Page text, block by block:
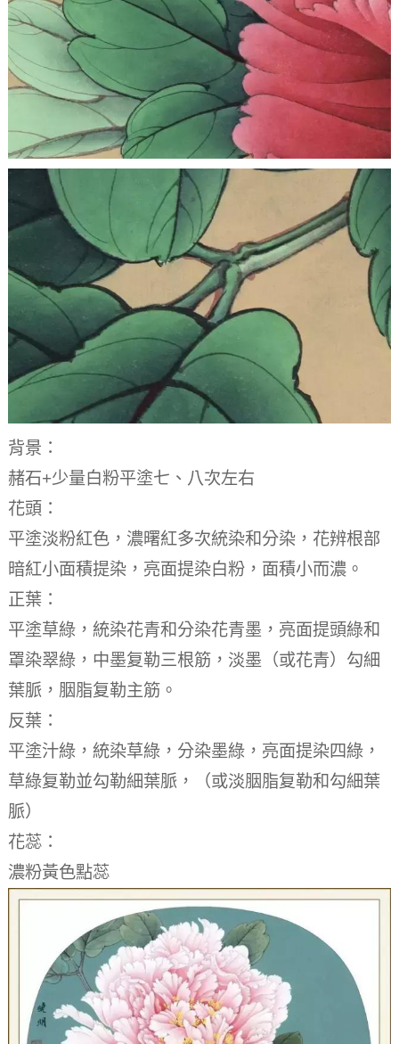
背景：
赭石+少量白粉平塗七、八次左右
花頭：
平塗淡粉紅色，濃曙紅多次統染和分染，花辨根部
暗紅小面積提染，亮面提染白粉，面積小而濃。
正葉：
平塗草綠，統染花青和分染花青墨，亮面提頭綠和
罩染翠綠，中墨复勒三根筋，淡墨（或花青）勾細
葉脈，胭脂复勒主筋。
反葉：
平塗汁綠，統染草綠，分染墨綠，亮面提染四綠，
草綠复勒並勾勒細葉脈，（或淡胭脂复勒和勾細葉
脈）
花蕊：
濃粉黃色點蕊